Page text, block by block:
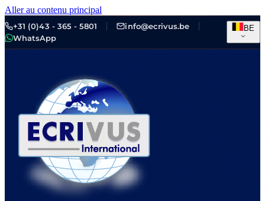
Aller au contenu principal
+31 (0)43 - 365 - 5801
info@ecrivus.be
WhatsApp
BE